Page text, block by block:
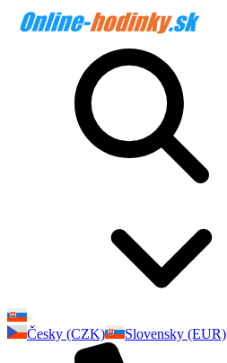
Česky (CZK)
Slovensky (EUR)